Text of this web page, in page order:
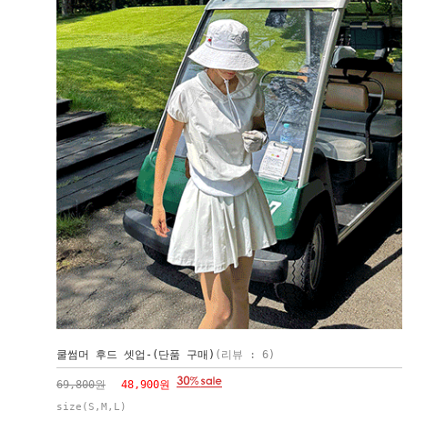
쿨썸머 후드 셋업-(단품 구매) (리뷰 : 6)
69,800원 48,900원
size(S,M,L)